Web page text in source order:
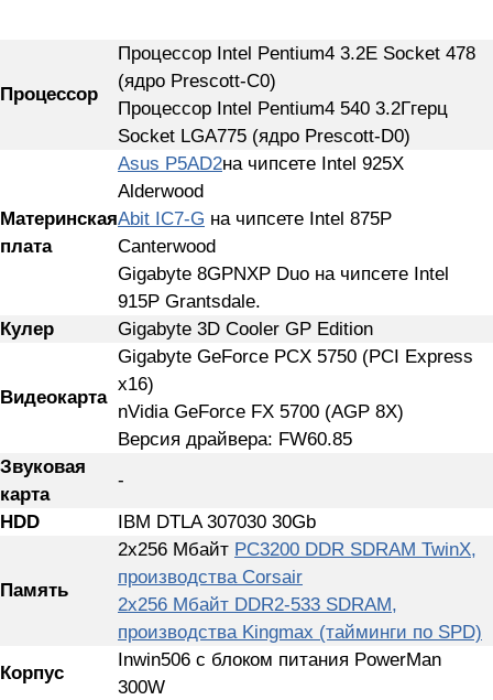
Процессор
Процессор Intel Pentium4 3.2E Socket 478
(ядро Prescott-C0)
Процессор Intel Pentium4 540 3.2Ггерц
Socket LGA775 (ядро Prescott-D0)
Материнская
плата
Asus P5AD2на чипсете Intel 925X
Alderwood
Abit IC7-G на чипсете Intel 875P
Canterwood
Gigabyte 8GPNXP Duo на чипсете Intel
915P Grantsdale.
Кулер
Gigabyte 3D Cooler GP Edition
Видеокарта
Gigabyte GeForce PCX 5750 (PCI Express
x16)
nVidia GeForce FX 5700 (AGP 8X)
Версия драйвера: FW60.85
Звуковая
карта
-
HDD
IBM DTLA 307030 30Gb
Память
2x256 Мбайт PC3200 DDR SDRAM TwinX,
производства Corsair
2x256 Мбайт DDR2-533 SDRAM,
производства Kingmax (тайминги по SPD)
Корпус
Inwin506 с блоком питания PowerMan
300W